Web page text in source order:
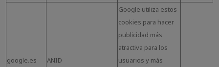
google.es ANID
Google utiliza estos
cookies para hacer
publicidad más
atractiva para los
usuarios y más